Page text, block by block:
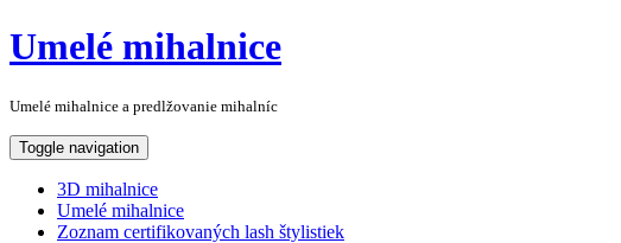
Umelé mihalnice
Umelé mihalnice a predlžovanie mihalníc
Toggle navigation
3D mihalnice
Umelé mihalnice
Zoznam certifikovaných lash štylistiek